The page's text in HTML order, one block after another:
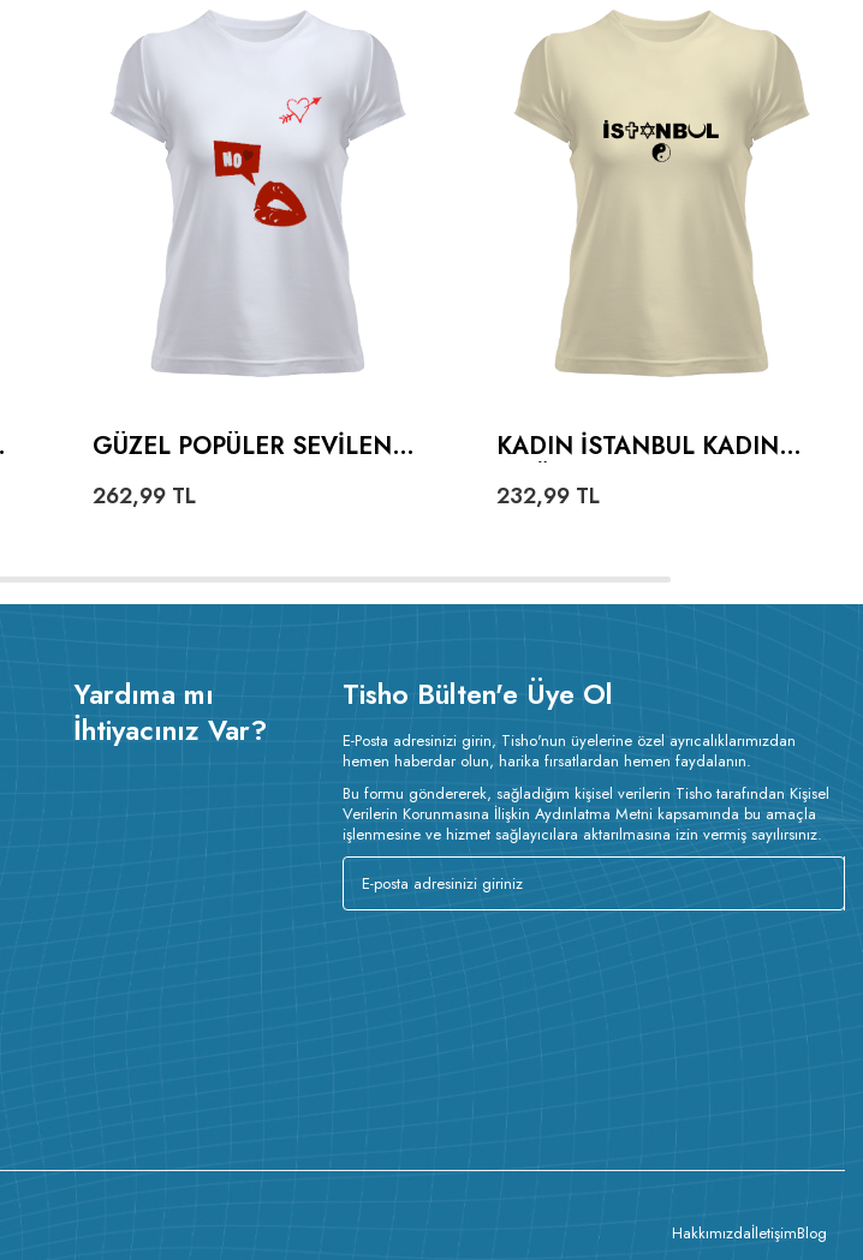
GÜZEL POPÜLER SEVILEN
TIŞÖRT
262,99 TL
KADIN İSTANBUL KADIN
232,99 TL
Yardıma mı
İhtiyacınız Var?
Tisho Bülten'e Üye Ol
E-Posta adresinizi girin, Tisho'nun üyelerine özel ayrıcalıklarımızdan
hemen haberdar olun, harika fırsatlardan hemen faydalanın.
Bu formu göndererek, sağladığım kişisel verilerin Tisho tarafından Kişisel
Verilerin Korunmasına İlişkin Aydınlatma Metni kapsamında bu amaçla
işlenmesine ve hizmet sağlayıcılara aktarılmasına izin vermiş sayılırsınız.
HakkımızdaİletişimBlog